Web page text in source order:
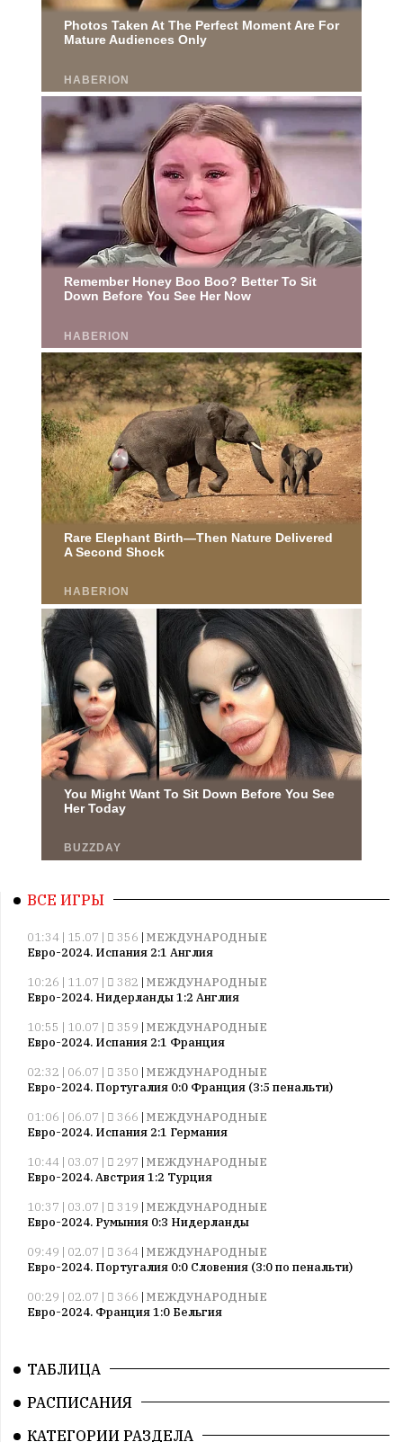
ВСЕ ИГРЫ
01:34 | 15.07 | 356 | МЕЖДУНАРОДНЫЕ
Евро-2024. Испания 2:1 Англия
10:26 | 11.07 |
382 | МЕЖДУНАРОДНЫЕ
Евро-2024. Нидерланды 1:2 Англия
10:55 | 10.07 |
359 | МЕЖДУНАРОДНЫЕ
Евро-2024. Испания 2:1 Франция
02:32 | 06.07 |
350 | МЕЖДУНАРОДНЫЕ
Евро-2024. Португалия 0:0 Франция (3:5 пенальти)
01:06 | 06.07 |
366 | МЕЖДУНАРОДНЫЕ
Евро-2024. Испания 2:1 Германия
10:44 | 03.07 |
297 | МЕЖДУНАРОДНЫЕ
Евро-2024. Австрия 1:2 Турция
10:37 | 03.07 |
319 | МЕЖДУНАРОДНЫЕ
Евро-2024. Румыния 0:3 Нидерланды
09:49 | 02.07 |
364 | МЕЖДУНАРОДНЫЕ
Евро-2024. Португалия 0:0 Словения (3:0 по пенальти)
00:29 | 02.07 |
366 | МЕЖДУНАРОДНЫЕ
Евро-2024. Франция 1:0 Бельгия
Евро-2024. Чехия 1:2 Турция
09:44 | 27.06 | 268|МЕЖДУНАРОДНЫЕ
ТАБЛИЦА
РАСПИСАНИЯ
КАТЕГОРИИ РАЗДЕЛА